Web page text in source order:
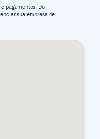
pagamentos. Do
sua empresa de